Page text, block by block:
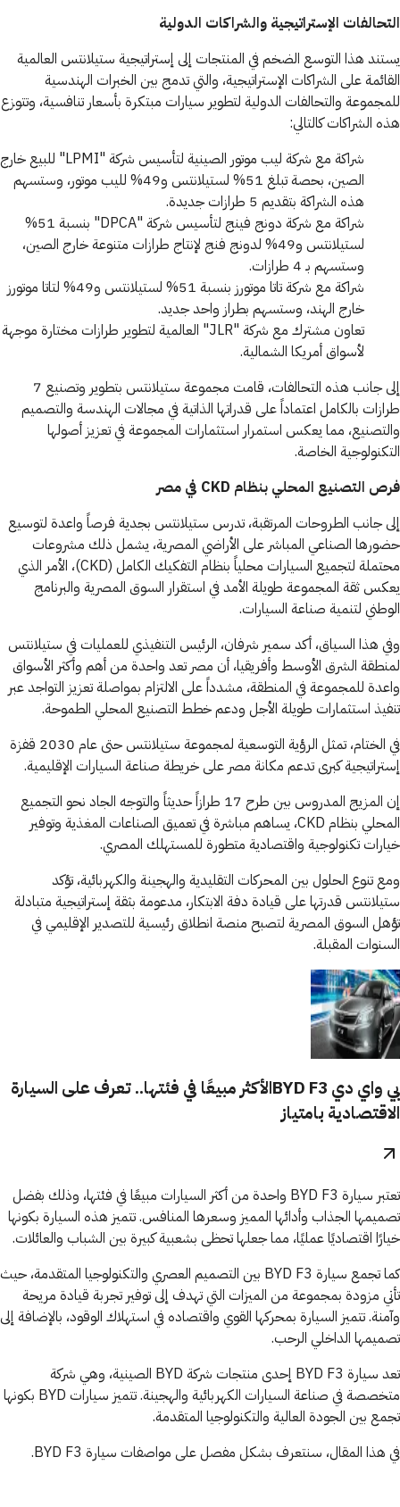
التحالفات الإستراتيجية والشراكات الدولية
يستند هذا التوسع الضخم في المنتجات إلى إستراتيجية ستيلانتس العالمية
القائمة على الشراكات الإستراتيجية، والتي تدمج بين الخبرات الهندسية
للمجموعة والتحالفات الدولية لتطوير سيارات مبتكرة بأسعار تنافسية، وتتوزع
هذه الشراكات كالتالي:
شراكة مع شركة ليب موتور الصينية لتأسيس شركة "LPMI" للبيع خارج
الصين، بحصة تبلغ 51% لستيلانتس و49% لليب موتور، وستسهم
هذه الشراكة بتقديم 5 طرازات جديدة.
شراكة مع شركة دونج فينج لتأسيس شركة "DPCA" بنسبة 51%
لستيلانتس و49% لدونج فنج لإنتاج طرازات متنوعة خارج الصين،
وستسهم بـ 4 طرازات.
شراكة مع شركة تاتا موتورز بنسبة 51% لستيلانتس و49% لتاتا موتورز
خارج الهند، وستسهم بطراز واحد جديد.
تعاون مشترك مع شركة "JLR" العالمية لتطوير طرازات مختارة موجهة
لأسواق أمريكا الشمالية.
إلى جانب هذه التحالفات، قامت مجموعة ستيلانتس بتطوير وتصنيع 7
طرازات بالكامل اعتماداً على قدراتها الذاتية في مجالات الهندسة والتصميم
والتصنيع، مما يعكس استمرار استثمارات المجموعة في تعزيز أصولها
التكنولوجية الخاصة.
فرص التصنيع المحلي بنظام CKD في مصر
إلى جانب الطروحات المرتقبة، تدرس ستيلانتس بجدية فرصاً واعدة لتوسيع
حضورها الصناعي المباشر على الأراضي المصرية، يشمل ذلك مشروعات
محتملة لتجميع السيارات محلياً بنظام التفكيك الكامل (CKD)، الأمر الذي
يعكس ثقة المجموعة طويلة الأمد في استقرار السوق المصرية والبرنامج
الوطني لتنمية صناعة السيارات.
وفي هذا السياق، أكد سمير شرفان، الرئيس التنفيذي للعمليات في ستيلانتس
لمنطقة الشرق الأوسط وأفريقيا، أن مصر تعد واحدة من أهم وأكثر الأسواق
واعدة للمجموعة في المنطقة، مشدداً على الالتزام بمواصلة تعزيز التواجد عبر
تنفيذ استثمارات طويلة الأجل ودعم خطط التصنيع المحلي الطموحة.
في الختام، تمثل الرؤية التوسعية لمجموعة ستيلانتس حتى عام 2030 قفزة
إستراتيجية كبرى تدعم مكانة مصر على خريطة صناعة السيارات الإقليمية.
إن المزيج المدروس بين طرح 17 طرازاً حديثاً والتوجه الجاد نحو التجميع
المحلي بنظام CKD، يساهم مباشرة في تعميق الصناعات المغذية وتوفير
خيارات تكنولوجية واقتصادية متطورة للمستهلك المصري.
ومع تنوع الحلول بين المحركات التقليدية والهجينة والكهربائية، تؤكد
ستيلانتس قدرتها على قيادة دفة الابتكار، مدعومة بثقة إستراتيجية متبادلة
تؤهل السوق المصرية لتصبح منصة انطلاق رئيسية للتصدير الإقليمي في
السنوات المقبلة.
بي واي دي BYD F3الأكثر مبيعًا في فئتها.. تعرف على السيارة
الاقتصادية بامتياز
تعتبر سيارة BYD F3 واحدة من أكثر السيارات مبيعًا في فئتها، وذلك بفضل
تصميمها الجذاب وأدائها المميز وسعرها المنافس. تتميز هذه السيارة بكونها
خيارًا اقتصاديًا عمليًا، مما جعلها تحظى بشعبية كبيرة بين الشباب والعائلات.
كما تجمع سيارة BYD F3 بين التصميم العصري والتكنولوجيا المتقدمة، حيث
تأتي مزودة بمجموعة من الميزات التي تهدف إلى توفير تجربة قيادة مريحة
وآمنة. تتميز السيارة بمحركها القوي واقتصاده في استهلاك الوقود، بالإضافة إلى
تصميمها الداخلي الرحب.
تعد سيارة BYD F3 إحدى منتجات شركة BYD الصينية، وهي شركة
متخصصة في صناعة السيارات الكهربائية والهجينة. تتميز سيارات BYD بكونها
تجمع بين الجودة العالية والتكنولوجيا المتقدمة.
في هذا المقال، سنتعرف بشكل مفصل على مواصفات سيارة BYD F3.